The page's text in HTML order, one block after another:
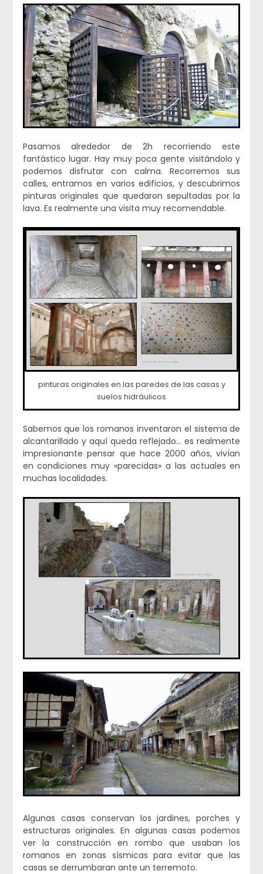
Pasamos alrededor de 2h recorriendo este
fantástico lugar. Hay muy poca gente visitándolo y
podemos disfrutar con calma. Recorremos sus
calles, entramos en varios edificios, y descubrimos
pinturas originales que quedaron sepultadas por la
lava. Es realmente una visita muy recomendable.
pinturas originales en las paredes de las casas y
suelos hidráulicos
Sabemos que los romanos inventaron el sistema de
alcantarillado y aquí queda reflejado… es realmente
impresionante pensar que hace 2000 años, vivían
en condiciones muy «parecidas» a las actuales en
muchas localidades.
Algunas casas conservan los jardines, porches y
estructuras originales. En algunas casas podemos
ver la construcción en rombo que usaban los
romanos en zonas sísmicas para evitar que las
casas se derrumbaran ante un terremoto.